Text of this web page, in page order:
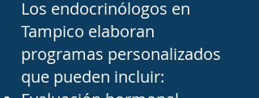
evaluar el funcionamiento
hormonal. Dependiendo
del padecimiento, también
pueden requerirse
Los endocrinólogos en
Tampico elaboran
programas personalizados
que pueden incluir: